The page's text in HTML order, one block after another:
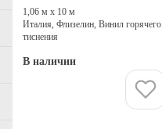
1,06 м х 10 м
Италия, Флизелин, Винил горячего
тиснения
В наличии